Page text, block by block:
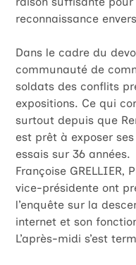
reconnaissance
Dans le cadre du
communauté de
soldats des conflits
expositions. Ce qui
surtout depuis que
est prêt à exposer
essais sur 36 années.
Françoise GRELLIER,
vice-présidente ont
l’enquête sur la
internet et son
L’après-midi s’est